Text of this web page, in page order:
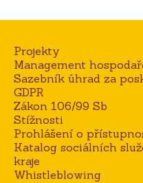
Projekty
Management
Sazebník úhrad za
GDPR
Zákon 106/99 Sb
Stížnosti
Prohlášení o
Katalog sociálních
kraje
Whistleblowing